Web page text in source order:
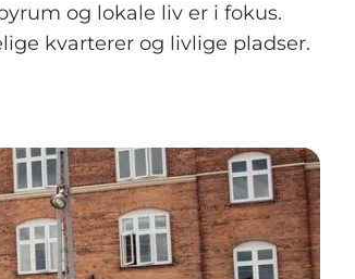
og lokale liv er i fokus.
kvarterer og livlige pladser.